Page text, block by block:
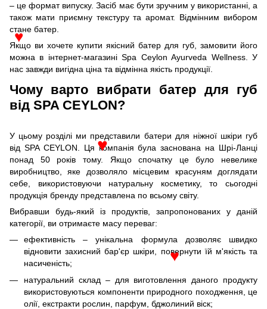
– це формат випуску. Засіб має бути зручним у використанні, а
також мати приємну текстуру та аромат. Відмінним вибором
стане батер.
Якщо ви хочете купити якісний батер для губ, замовити його
можна в інтернет-магазині Spa Ceylon Ayurveda Wellness. У
нас завжди вигідна ціна та відмінна якість продукції.
Чому варто вибрати батер для губ
від SPA CEYLON?
У цьому розділі ми представили батери для ніжної шкіри губ
від SPA CEYLON. Ця компанія була заснована на Шрі-Ланці
понад 50 років тому. Якщо спочатку це було невелике
виробництво, яке дозволяло місцевим красуням доглядати
себе, використовуючи натуральну косметику, то сьогодні
продукція бренду представлена по всьому світу.
Вибравши будь-який із продуктів, запропонованих у даній
категорії, ви отримаєте масу переваг:
ефективність – унікальна формула дозволяє швидко
відновити захисний бар'єр шкіри, повернути їй м'якість та
насиченість;
натуральний склад – для виготовлення даного продукту
використовуються компоненти природного походження, це
олії, екстракти рослин, парфум, бджолиний віск;
♥
♥
♥